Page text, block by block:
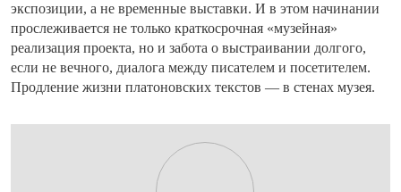
экспозиции, а не временные выставки. И в этом начинании
прослеживается не только краткосрочная «музейная»
реализация проекта, но и забота о выстраивании долгого,
если не вечного, диалога между писателем и посетителем.
Продление жизни платоновских текстов — в стенах музея.